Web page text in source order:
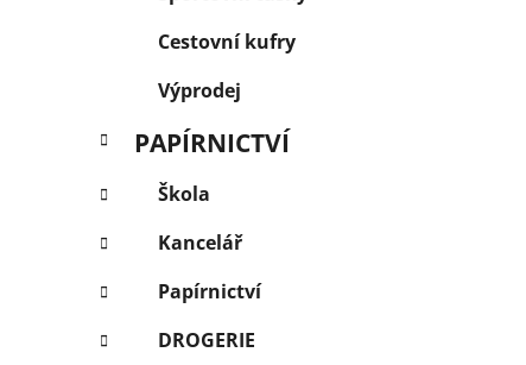
Cestovní kufry
Výprodej
PAPÍRNICTVÍ
Škola
Kancelář
Papírnictví
DROGERIE